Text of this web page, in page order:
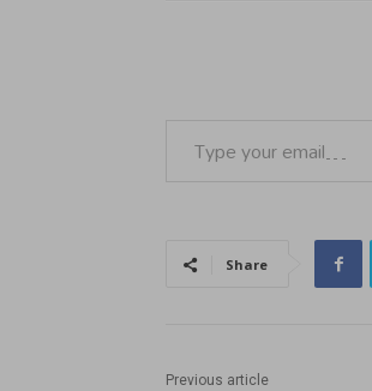
Share
Previous article